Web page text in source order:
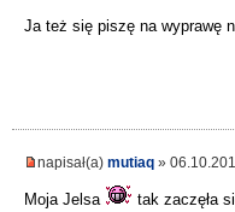
Ja też się piszę na wyprawę
napisał(a) mutiaq »
Moja Jelsa tak zaczęła